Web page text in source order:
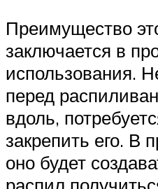
Преимущество
заключается в
использования.
перед
вдоль,
закрепить его. В
оно будет